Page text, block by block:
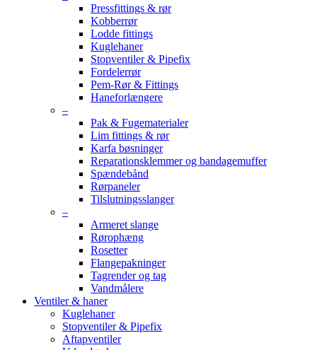
Pressfittings & rør
Kobberrør
Lodde fittings
Kuglehaner
Stopventiler & Pipefix
Fordelerrør
Pem-Rør & Fittings
Haneforlængere
–
Pak & Fugematerialer
Lim fittings & rør
Karfa bøsninger
Reparationsklemmer og bandagemuffer
Spændebånd
Rørpaneler
Tilslutningsslanger
–
Armeret slange
Rørophæng
Rosetter
Flangepakninger
Tagrender og tag
Vandmålere
Ventiler & haner
Kuglehaner
Stopventiler & Pipefix
Aftapventiler